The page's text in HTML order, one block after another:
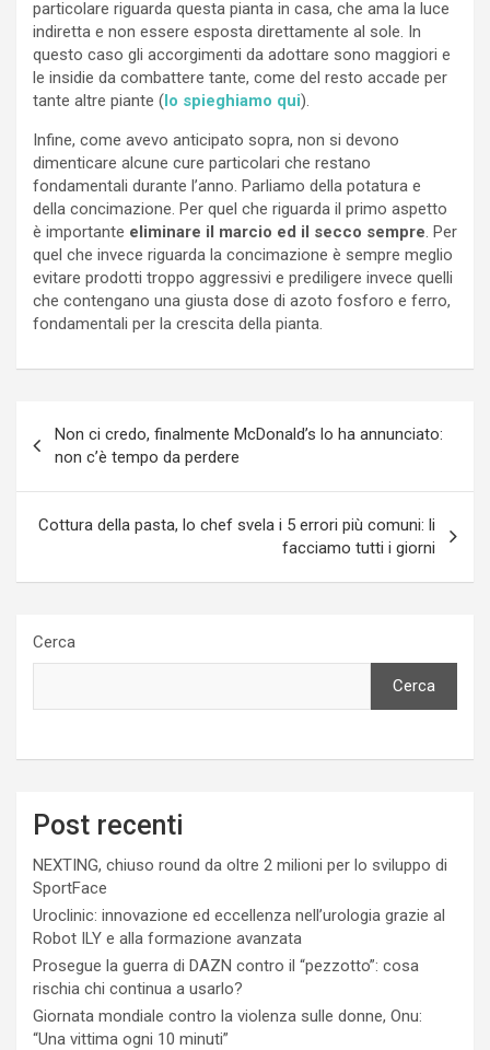
particolare riguarda questa pianta in casa, che ama la luce
indiretta e non essere esposta direttamente al sole. In
questo caso gli accorgimenti da adottare sono maggiori e
le insidie da combattere tante, come del resto accade per
tante altre piante (lo spieghiamo qui).
Infine, come avevo anticipato sopra, non si devono
dimenticare alcune cure particolari che restano
fondamentali durante l’anno. Parliamo della potatura e
della concimazione. Per quel che riguarda il primo aspetto
è importante eliminare il marcio ed il secco sempre. Per
quel che invece riguarda la concimazione è sempre meglio
evitare prodotti troppo aggressivi e prediligere invece quelli
che contengano una giusta dose di azoto fosforo e ferro,
fondamentali per la crescita della pianta.
articoli
Non ci credo, finalmente McDonald’s lo ha annunciato:
non c’è tempo da perdere
Cottura della pasta, lo chef svela i 5 errori più comuni: li
facciamo tutti i giorni
Cerca
Cerca
Post recenti
NEXTING, chiuso round da oltre 2 milioni per lo sviluppo di
SportFace
Uroclinic: innovazione ed eccellenza nell’urologia grazie al
Robot ILY e alla formazione avanzata
Prosegue la guerra di DAZN contro il “pezzotto”: cosa
rischia chi continua a usarlo?
Giornata mondiale contro la violenza sulle donne, Onu:
“Una vittima ogni 10 minuti”